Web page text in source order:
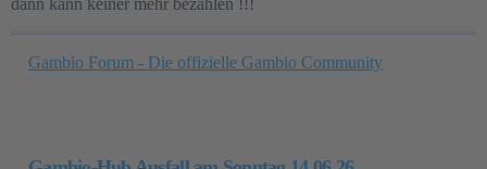
dann kann keiner mehr bezahlen !!!
Gambio Forum - Die offizielle Gambio Community